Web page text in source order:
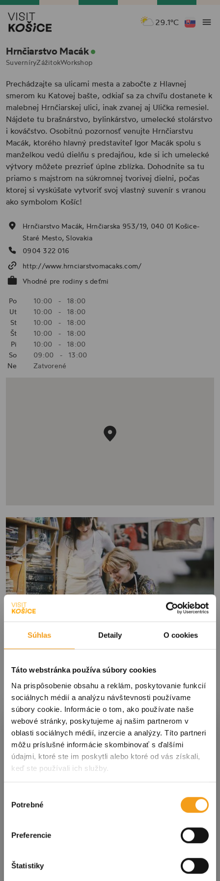
Súhlas Detaily O cookies
Táto webstránka používa súbory cookies
Na prispôsobenie obsahu a reklám, poskytovanie funkcií
sociálnych médií a analýzu návštevnosti používame
súbory cookie. Informácie o tom, ako používate naše
webové stránky, poskytujeme aj našim partnerom v
oblasti sociálnych médií, inzercie a analýzy. Títo partneri
môžu príslušné informácie skombinovať s ďalšími
údajmi, ktoré ste im poskytli alebo ktoré od vás získali,
keď ste používali ich služby.
súhlasu
Potrebné
Preferencie
Štatistiky
29.1°C
Hrnčiarstvo Macák
SuverníryZážitokWorkshop
Prechádzajte sa ulicami mesta a zabočte z Hlavnej
smerom ku Katovej bašte, odkiaľ sa za chvíľu dostanete k
malebnej Hrnčiarskej ulici, inak zvanej aj Ulička remesiel.
Nájdete tu brašnárstvo, bylinkárstvo, umelecké stolárstvo
i kováčstvo. Osobitnú pozornosť venujte Hrnčiarstvu
Macák, ktorého hlavný predstaviteľ Igor Macák spolu s
manželkou vedú dielňu s predajňou, kde si ich umelecké
výtvory môžete prezrieť úplne zblízka. Dohodnite sa tu
priamo s majstrom na súkromnej tvorivej dielni, počas
ktorej si vyskúšate vytvoriť svoj vlastný suvenír s vranou
ako symbolom Košíc!
Hrnčiarstvo Macák, Hrnčiarska 953/19, 040 01 Košice-
Staré Mesto, Slovakia
0904 322 016
http://www.hrnciarstvomacaks.com/
Vhodné pre rodiny s deťmi
Po 10:00 -
18:00
Ut
10:00 -
18:00
St
10:00 -
18:00
Št
10:00 -
18:00
Pi
10:00 -
18:00
So
09:00 -
13:00
Ne
Zatvorené
Prihláste sa k odberu noviniek
S nami ste vždy v obraze! Prihláste sa na odber
noviniek a dostávajte tie
informácie o podujatiach a dianí v mestepriamo
spracovaním